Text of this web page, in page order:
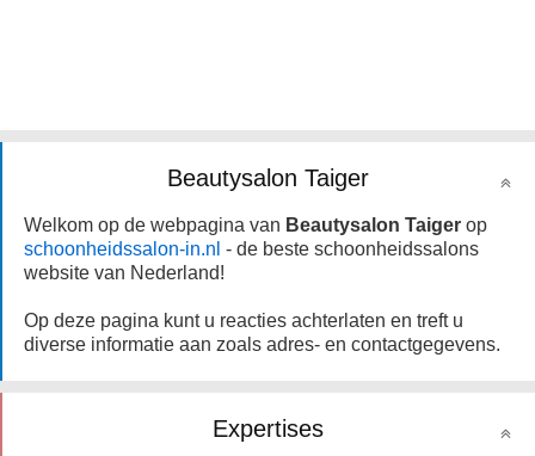
Beautysalon Taiger
Welkom op de webpagina van Beautysalon Taiger op
schoonheidssalon-in.nl - de beste schoonheidssalons
website van Nederland!
Op deze pagina kunt u reacties achterlaten en treft u
diverse informatie aan zoals adres- en contactgegevens.
Expertises